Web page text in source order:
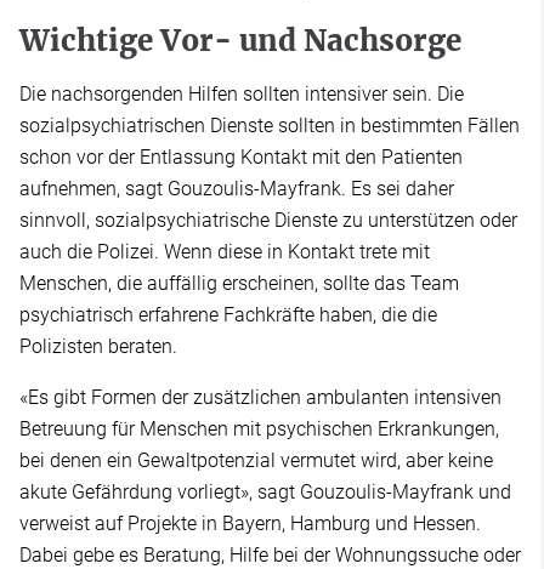
Wichtige Vor- und Nachsorge
Die nachsorgenden Hilfen sollten intensiver sein. Die
sozialpsychiatrischen Dienste sollten in bestimmten Fällen
schon vor der Entlassung Kontakt mit den Patienten
aufnehmen, sagt Gouzoulis-Mayfrank. Es sei daher
sinnvoll, sozialpsychiatrische Dienste zu unterstützen oder
auch die Polizei. Wenn diese in Kontakt trete mit
Menschen, die auffällig erscheinen, sollte das Team
psychiatrisch erfahrene Fachkräfte haben, die die
Polizisten beraten.
«Es gibt Formen der zusätzlichen ambulanten intensiven
Betreuung für Menschen mit psychischen Erkrankungen,
bei denen ein Gewaltpotenzial vermutet wird, aber keine
akute Gefährdung vorliegt», sagt Gouzoulis-Mayfrank und
verweist auf Projekte in Bayern, Hamburg und Hessen.
Dabei gebe es Beratung, Hilfe bei der Wohnungssuche oder